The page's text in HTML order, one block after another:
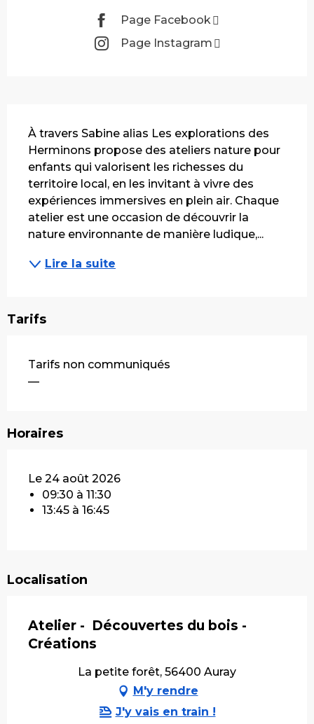
Page Facebook
Page Instagram
À travers Sabine alias Les explorations des
Herminons propose des ateliers nature pour
enfants qui valorisent les richesses du
territoire local, en les invitant à vivre des
expériences immersives en plein air. Chaque
atelier est une occasion de découvrir la
nature environnante de manière ludique,...
Lire la suite
Tarifs
Tarifs non communiqués
—
Horaires
Le 24 août 2026
09:30 à 11:30
13:45 à 16:45
Localisation
Atelier - Découvertes du bois -
Créations
La petite forêt, 56400 Auray
M'y rendre
J'y vais en train !